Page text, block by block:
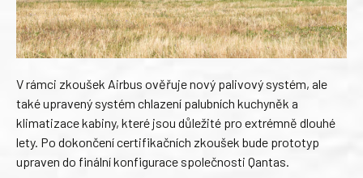
V rámci zkoušek Airbus ověřuje nový palivový systém, ale
také upravený systém chlazení palubních kuchyněk a
klimatizace kabiny, které jsou důležité pro extrémně dlouhé
lety. Po dokončení certifikačních zkoušek bude prototyp
upraven do finální konfigurace společnosti Qantas.